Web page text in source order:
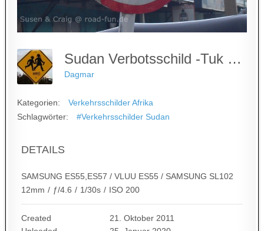
Sudan Verbotsschild -Tuk Tuk
Dagmar
Kategorien:
Verkehrsschilder Afrika
Schlagwörter:
#Verkehrsschilder Sudan
DETAILS
SAMSUNG ES55,ES57 / VLUU ES55 / SAMSUNG SL102
12mm / ƒ/4.6 / 1/30s / ISO 200
Created
21. Oktober 2011